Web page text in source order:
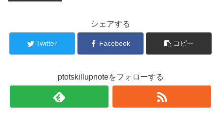
シェアする
Twitter Facebook コピー
ptotskillupnoteをフォローする